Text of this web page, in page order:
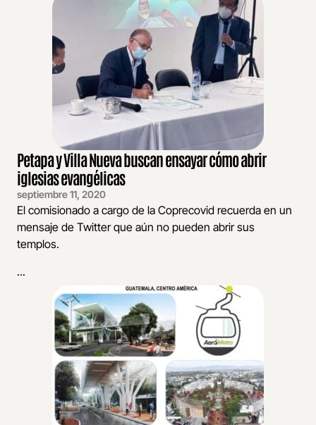
Petapa y Villa Nueva buscan ensayar cómo abrir
iglesias evangélicas
septiembre 11, 2020
El comisionado a cargo de la Coprecovid recuerda en un
mensaje de Twitter que aún no pueden abrir sus
templos.
...